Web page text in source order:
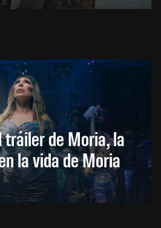
de Moria, la
la vida de Moria